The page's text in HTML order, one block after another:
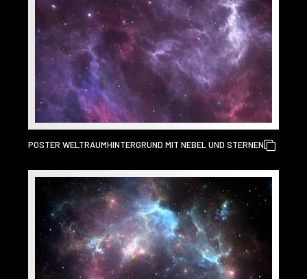
POSTER WELTRAUMHINTERGRUND MIT NEBEL UND STERNEN